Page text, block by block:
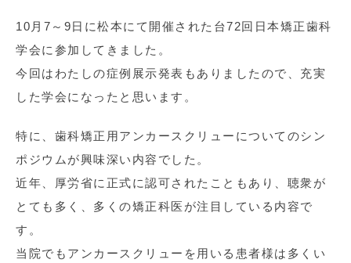
10月7～9日に松本にて開催された台72回日本矯正歯科
学会に参加してきました。
今回はわたしの症例展示発表もありましたので、充実
した学会になったと思います。
特に、歯科矯正用アンカースクリューについてのシン
ポジウムが興味深い内容でした。
近年、厚労省に正式に認可されたこともあり、聴衆が
とても多く、多くの矯正科医が注目している内容で
す。
当院でもアンカースクリューを用いる患者様は多くい